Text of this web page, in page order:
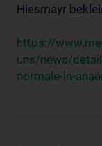
Hiesmayr
https://
uns/news/
normale-in-